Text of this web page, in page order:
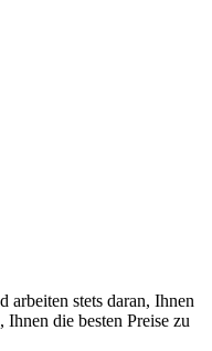
arbeiten stets daran, Ihnen
die besten Preise zu